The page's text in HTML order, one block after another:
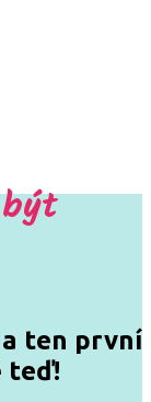
ten první
teď!